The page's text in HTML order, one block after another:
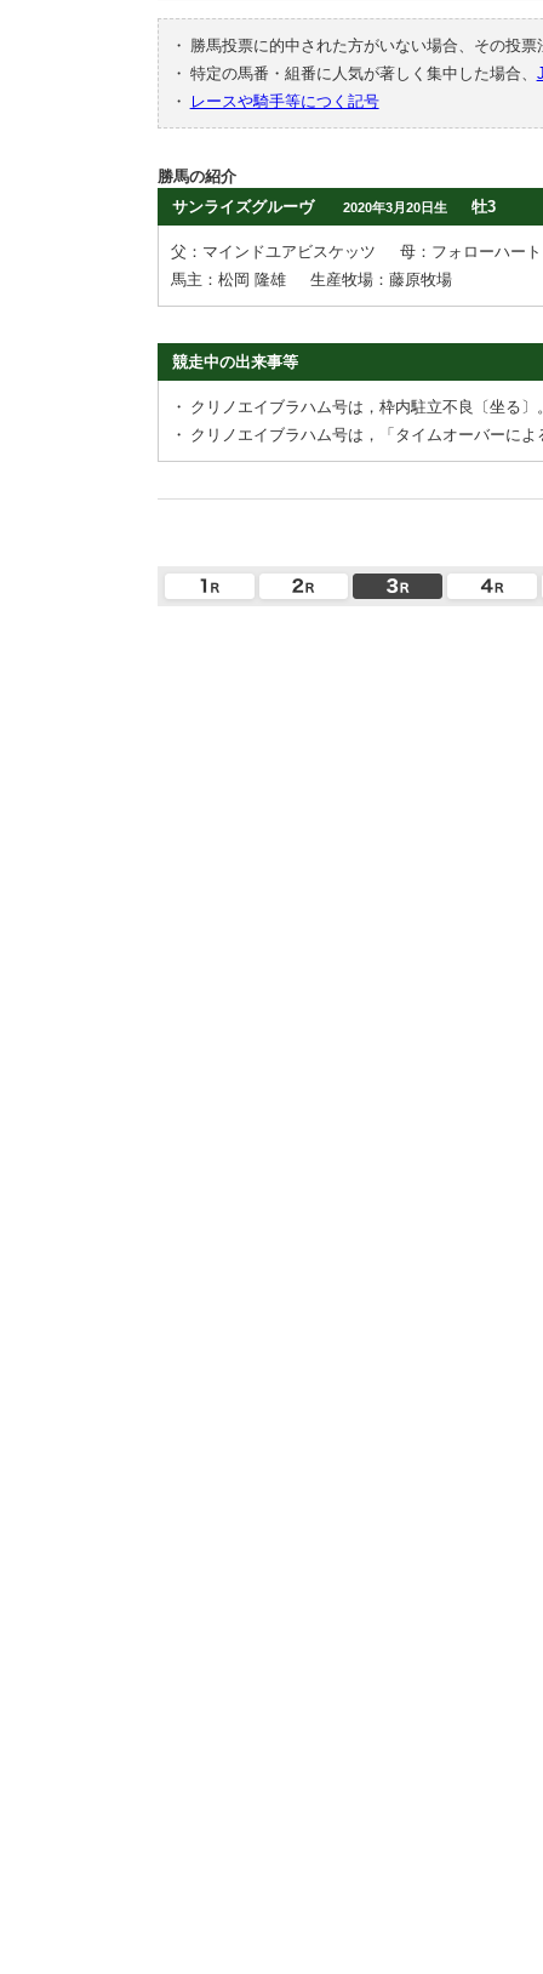
・
勝馬投票に的中された方がいない場合、その投
・ 特定の馬番・組番に人気が著しく集中した場合、
・
レースや騎手等につく記号
勝馬の紹介
サンライズグルーヴ
2020年3月20日生 牡3
父：マインドユアビスケッツ
母：フォローハート
馬主：松岡 隆雄
生産牧場：藤原牧場
競走中の出来事等
・ クリノエイブラハム号は，枠内駐立不良〔坐る〕
・ クリノエイブラハム号は，「タイムオーバーに